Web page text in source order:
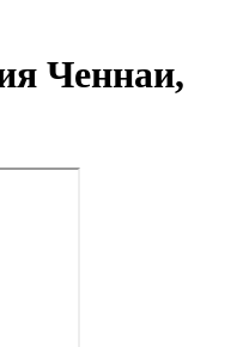
Ченнаи,